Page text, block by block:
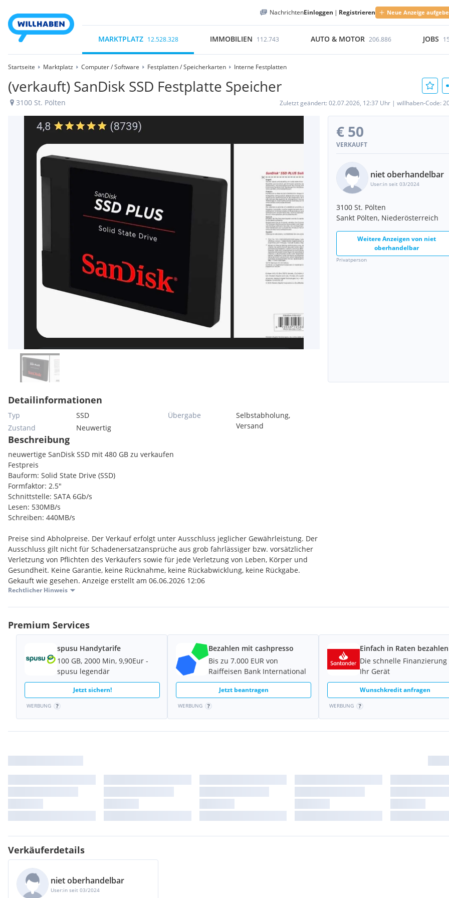
NachrichtenEinloggen | Registrieren Neue Anzeige
MARKTPLATZ 12.528.328 IMMOBILIEN 112.743 AUTO & MOTOR 206.886 JOBS
Startseite Marktplatz Computer / Software Festplatten / Speicherkarten Interne Festplatten
(verkauft) SanDisk SSD Festplatte Speicher
3100 St. Pölten Zuletzt geändert: 02.07.2026, 12:37 Uhr | willhaben-Code:
€ 50
VERKAUFT
niet oberhandelbar
User:in seit 03/2024
3100 St. Pölten
Sankt Pölten, Niederösterreich
Weitere Anzeigen von niet
oberhandelbar
Privatperson
Detailinformationen
Typ
SSD
Zustand
Neuwertig
Übergabe
Selbstabholung,
Versand
Beschreibung
neuwertige SanDisk SSD mit 480 GB zu verkaufen
Festpreis
Bauform: Solid State Drive (SSD)
Formfaktor: 2.5"
Schnittstelle: SATA 6Gb/s
Lesen: 530MB/s
Schreiben: 440MB/s
Preise sind Abholpreise. Der Verkauf erfolgt unter Ausschluss jeglicher Gewährleistung. Der
Ausschluss gilt nicht für Schadenersatzansprüche aus grob fahrlässiger bzw. vorsätzlicher
Verletzung von Pflichten des Verkäufers sowie für jede Verletzung von Leben, Körper und
Gesundheit. Keine Garantie, keine Rücknahme, keine Rückabwicklung, keine Rückgabe.
Gekauft wie gesehen. Anzeige erstellt am 06.06.2026 12:06
Rechtlicher Hinweis
Premium Services
spusu Handytarife
100 GB, 2000 Min, 9,90Eur -
spusu legendär
Jetzt sichern!
WERBUNG
Bezahlen mit cashpresso
Bis zu 7.000 EUR von
Raiffeisen Bank International
Jetzt beantragen
WERBUNG
Einfach in Raten bezahlen
Die schnelle
Ihr Gerät
Wunschkredit anfragen
WERBUNG
Verkäuferdetails
niet oberhandelbar
User:in seit 03/2024